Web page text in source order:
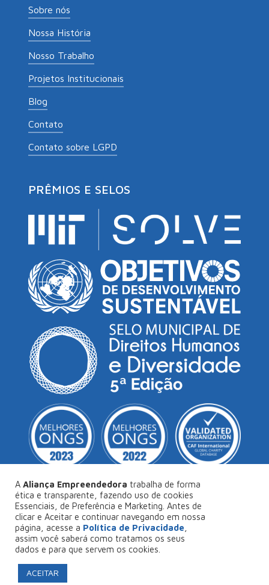
Sobre nós
Nossa História
Nosso Trabalho
Projetos Institucionais
Blog
Contato
Contato sobre LGPD
PRÊMIOS E SELOS
© Copyright 2026Aliança Empreendedora
Desenvolvido porCollabs
Política de Privacidade
A Aliança Empreendedora trabalha de forma
ética e transparente, fazendo uso de cookies
Essenciais, de Preferência e Marketing. Antes de
clicar e Aceitar e continuar navegando em nossa
página, acesse a Política de Privacidade
assim você saberá como tratamos os seus
dados e para que servem os cookies.
ACEITAR